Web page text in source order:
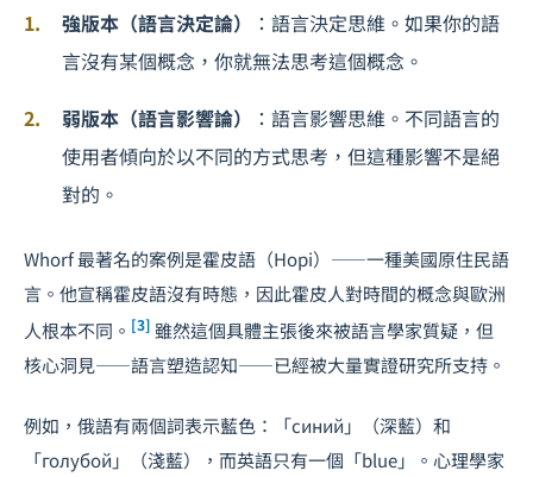
強版本（語言決定論）
：語言決定思維。如果你的語
言沒有某個概念，你就無法思考這個概念。
弱版本（語言影響論）
：語言影響思維。不同語言的
使用者傾向於以不同的方式思考，但這種影響不是絕
對的。
Whorf 最著名的案例是霍皮語（Hopi）——一種美國原住民語
言。他宣稱霍皮語沒有時態，因此霍皮人對時間的概念與歐洲
人根本不同。 [3] 雖然這個具體主張後來被語言學家質疑，但
核心洞見——語言塑造認知——已經被大量實證研究所支持。
例如，俄語有兩個詞表示藍色：「синий」（深藍）和
「голубой」（淺藍），而英語只有一個「blue」。心理學家